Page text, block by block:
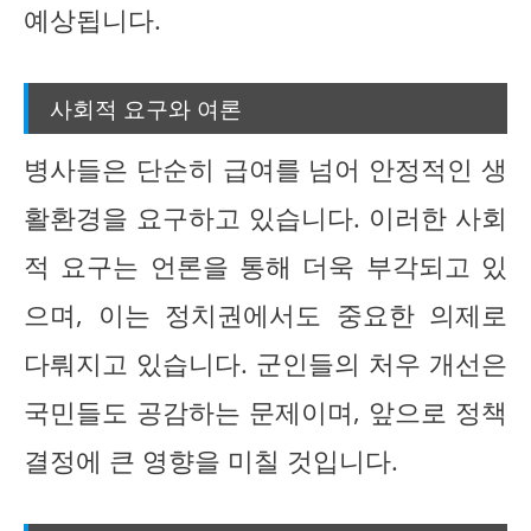
예상됩니다.
사회적 요구와 여론
병사들은 단순히 급여를 넘어 안정적인 생
활환경을 요구하고 있습니다. 이러한 사회
적 요구는 언론을 통해 더욱 부각되고 있
으며, 이는 정치권에서도 중요한 의제로
다뤄지고 있습니다. 군인들의 처우 개선은
국민들도 공감하는 문제이며, 앞으로 정책
결정에 큰 영향을 미칠 것입니다.